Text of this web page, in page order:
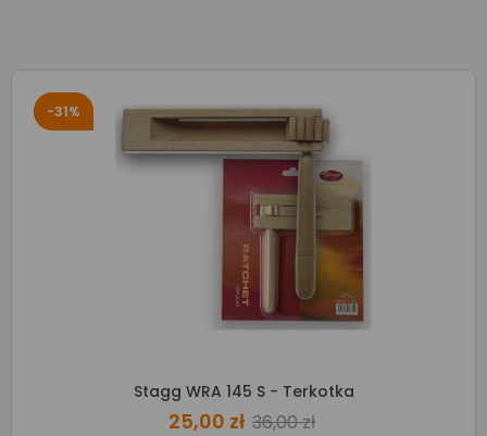
-31%
Stagg WRA 145 S - Terkotka
25,00 zł 36,00 zł